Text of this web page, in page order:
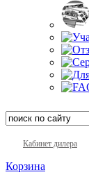
Кабинет дилера
Корзина